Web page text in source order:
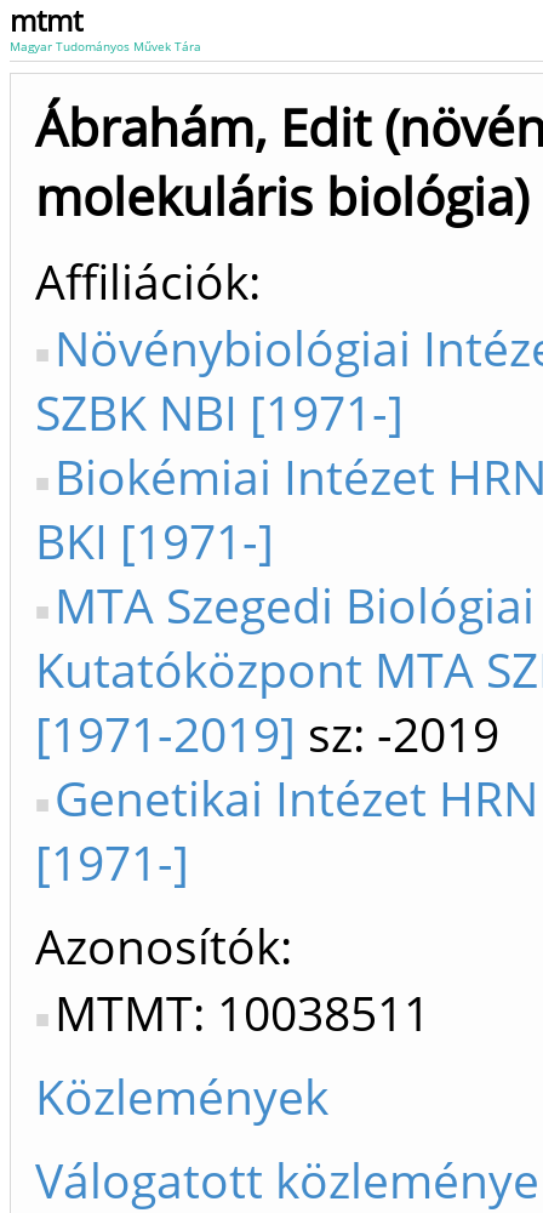
mtmt
Magyar Tudományos Művek Tára
Ábrahám, Edit
molekuláris biológia)
Affiliációk
Növénybiológiai
SZBK NBI [1971-]
Biokémiai Intézet
BKI [1971-]
MTA Szegedi Biológiai
Kutatóközpont MTA
[1971-2019] sz: -2019
Genetikai Intézet HRN
[1971-]
Azonosítók
MTMT: 10038511
Közlemények
Válogatott